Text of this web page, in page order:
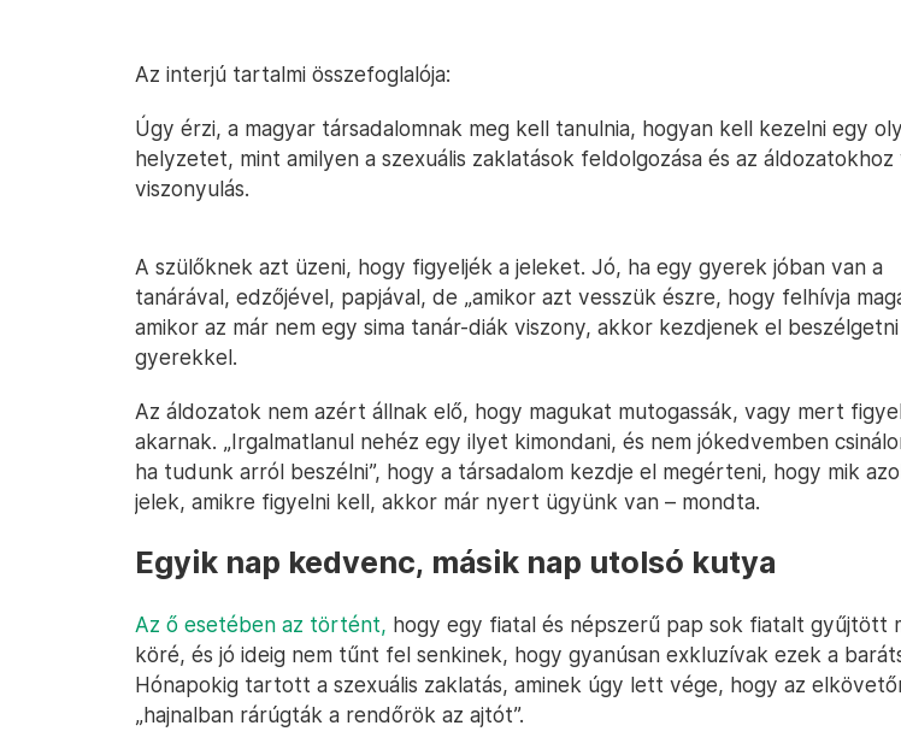
Az interjú tartalmi összefoglalója:
Úgy érzi, a magyar társadalomnak meg kell tanulnia, hogyan kell kezelni egy
helyzetet, mint amilyen a szexuális zaklatások feldolgozása és az áldozatokhoz
viszonyulás.
A szülőknek azt üzeni, hogy figyeljék a jeleket. Jó, ha egy gyerek jóban van a
tanárával, edzőjével, papjával, de „amikor azt vesszük észre, hogy felhívja
amikor az már nem egy sima tanár-diák viszony, akkor kezdjenek el
gyerekkel.
Az áldozatok nem azért állnak elő, hogy magukat mutogassák, vagy mert
akarnak. „Irgalmatlanul nehéz egy ilyet kimondani, és nem jókedvemben
ha tudunk arról beszélni”, hogy a társadalom kezdje el megérteni, hogy mik
jelek, amikre figyelni kell, akkor már nyert ügyünk van – mondta.
Egyik nap kedvenc, másik nap utolsó kutya
Az ő esetében az történt, hogy egy fiatal és népszerű pap sok fiatalt gyűjtött
köré, és jó ideig nem tűnt fel senkinek, hogy gyanúsan exkluzívak ezek a
Hónapokig tartott a szexuális zaklatás, aminek úgy lett vége, hogy az
„hajnalban rárúgták a rendőrök az ajtót”.